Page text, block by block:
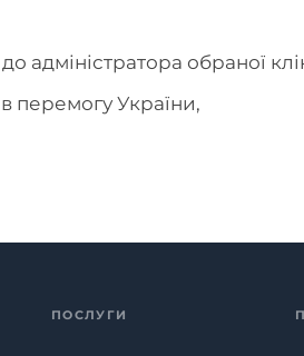
адміністратора обраної
перемогу України,
ПОСЛУГИ